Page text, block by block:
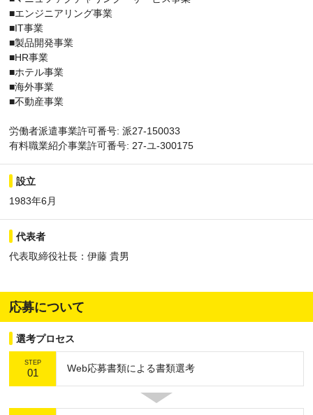
■エンジニアリング事業
■IT事業
■製品開発事業
■HR事業
■ホテル事業
■海外事業
■不動産事業
労働者派遣事業許可番号: 派27-150033
有料職業紹介事業許可番号: 27-ユ-300175
設立
1983年6月
代表者
代表取締役社長：伊藤 貴男
応募について
選考プロセス
STEP
01 Web応募書類による書類選考